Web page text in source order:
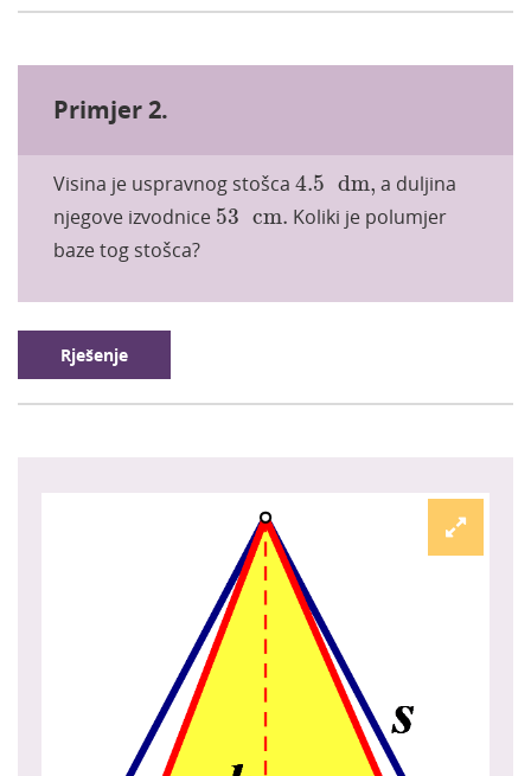
Primjer 2.
Visina je uspravnog stošca 4.5 dm,
4.5 dm, a duljina
njegove izvodnice 53 cm.
53 cm. Koliki je polumjer
baze tog stošca?
Rješenje